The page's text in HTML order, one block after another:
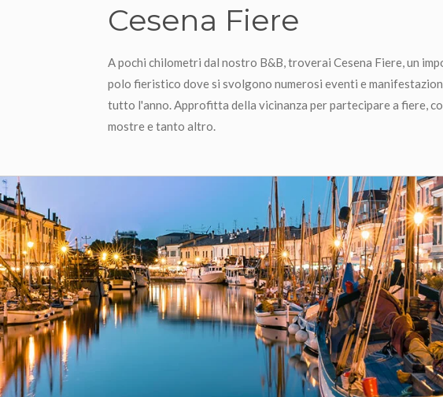
Cesena Fiere
A pochi chilometri dal nostro B&B, troverai Cesena Fiere, un
polo fieristico dove si svolgono numerosi eventi e
tutto l'anno. Approfitta della vicinanza per partecipare a fiere,
mostre e tanto altro.